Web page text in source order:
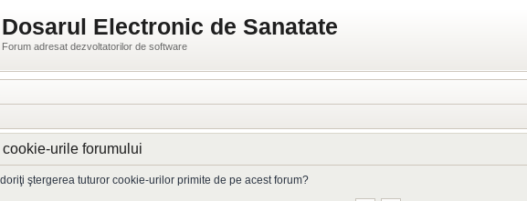
Dosarul Electronic de Sanatate
Forum adresat dezvoltatorilor de software
urile forumului
ştergerea tuturor cookie-urilor primite de pe acest forum?